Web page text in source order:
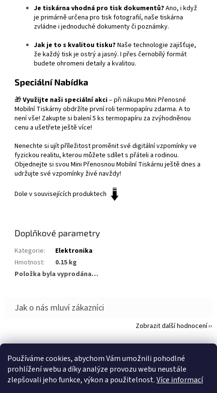
Používáme cookies, abychom Vám umožnili pohodlné
prohlížení webu a díky analýze provozu webu neustále
zlepšovali jeho funkce, výkon a použitelnost.Více informací
Je tiskárna vhodná pro tisk dokumentů? Ano, i když
je primárně určena pro tisk fotografií, naše tiskárna
zvládne i jednoduché dokumenty či poznámky.
Jak je to s kvalitou tisku? Naše technologie zajišťuje,
že každý tisk je ostrý a jasný. I přes černobílý formát
budete ohromeni detaily a kvalitou.
Speciální Nabídka
🎁Využijte naši speciální akci– při nákupu Mini Přenosné
Mobilní Tiskárny obdržíte první roli termopapíru zdarma. A to
není vše! Zakupte si balení 5 ks termopapíru za zvýhodněnou
cenu a ušetřete ještě více!
Nenechte si ujít příležitost proměnit své digitální vzpomínky ve
fyzickou realitu, kterou můžete sdílet s přáteli a rodinou.
Objednejte si svou Mini Přenosnou Mobilní Tiskárnu ještě dnes a
udržujte své vzpomínky živé navždy!
Dole v souvisejících produktech
Doplňkové parametry
Kategorie:
Elektronika
Hmotnost:
0.15 kg
Položka byla vyprodána…
Zobrazit další hodnocení
Z